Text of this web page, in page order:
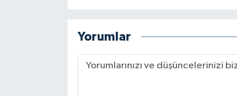
Yorumlar